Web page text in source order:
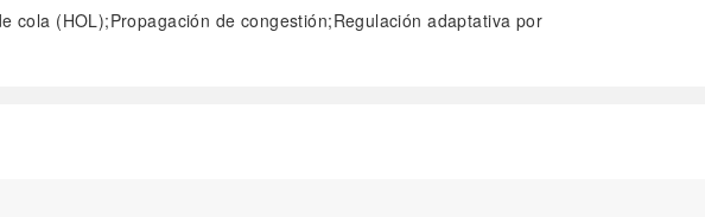
cola (HOL);Propagación de congestión;Regulación adaptativa por